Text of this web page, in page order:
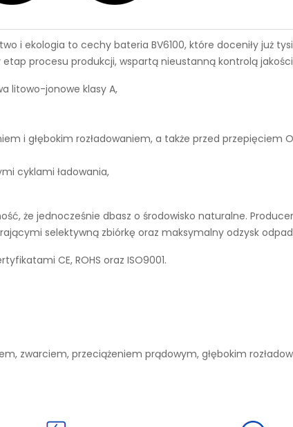
i ekologia to cechy bateria BV6100, które doceniły już
procesu produkcji, wspartą nieustanną kontrolą
litowo-jonowe klasy A,
i głębokim rozładowaniem, a także przed przepięciem
cyklami ładowania,
że jednocześnie dbasz o środowisko naturalne.
selektywną zbiórkę oraz maksymalny odzysk
CE, ROHS oraz ISO9001.
zwarciem, przeciążeniem prądowym, głębokim